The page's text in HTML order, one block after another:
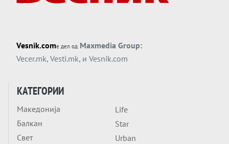
ДЛАБОКО УДОЛУ: Сметководствените
Вечер тема
АТОМСКО ДОМИНО НА БЛИСКИОТ
ИСТОК
Обвинувањето кон Русија го поврзува
Блискиот Исток со украинското бојно
Vesnik.comе дел од Maxmedia Group:
Vecer.mk, Vesti.mk, и Vesnik.com
КАТЕГОРИИ
Македонија
Балкан
Свет
Life
Star
Urban